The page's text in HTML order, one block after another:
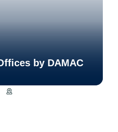
Offices by DAMAC